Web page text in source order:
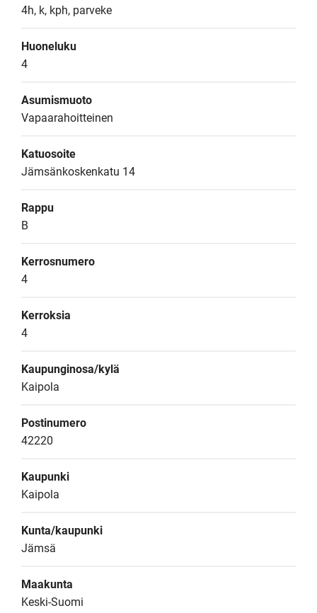
4h, k, kph, parveke
Huoneluku
4
Asumismuoto
Vapaarahoitteinen
Katuosoite
Jämsänkoskenkatu 14
Rappu
B
Kerrosnumero
4
Kerroksia
4
Kaupunginosa/kylä
Kaipola
Postinumero
42220
Kaupunki
Kaipola
Kunta/kaupunki
Jämsä
Maakunta
Keski-Suomi